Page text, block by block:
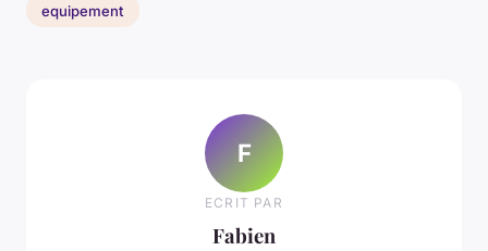
equipement
F
ECRIT PAR
Fabien